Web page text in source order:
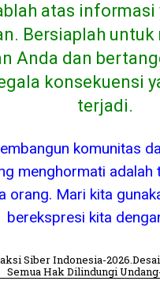
atas informasi
Bersiaplah untuk
Anda dan
konsekuensi
terjadi.
komunitas
menghormati adalah
orang. Mari kita
berekspresi kita
Siber Indonesia-
Semua Hak Dilindungi